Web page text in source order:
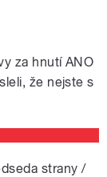
za hnutí ANO
že nejste s
strany /